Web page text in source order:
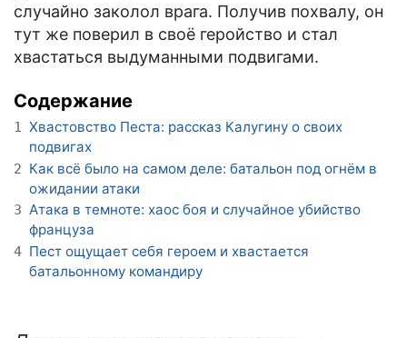
случайно заколол врага. Получив похвалу, он
тут же поверил в своё геройство и стал
хвастаться выдуманными подвигами.
Содержание
1 Хвастовство Песта: рассказ Калугину о своих
подвигах
2 Как всё было на самом деле: батальон под огнём в
ожидании атаки
3 Атака в темноте: хаос боя и случайное убийство
француза
4 Пест ощущает себя героем и хвастается
батальонному командиру